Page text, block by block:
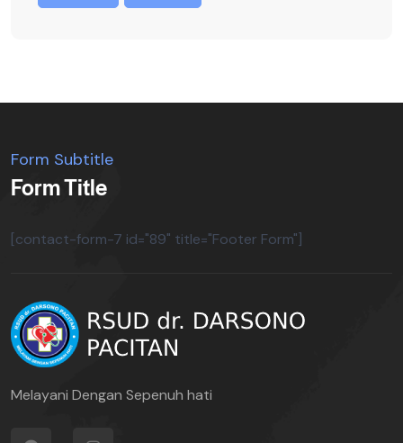
Form Subtitle
Form Title
[contact-form-7 id="89" title="Footer Form"]
Melayani Dengan Sepenuh hati